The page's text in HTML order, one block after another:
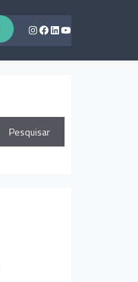
Instagram
Facebook
LinkedIn
Youtube
Pesquisar